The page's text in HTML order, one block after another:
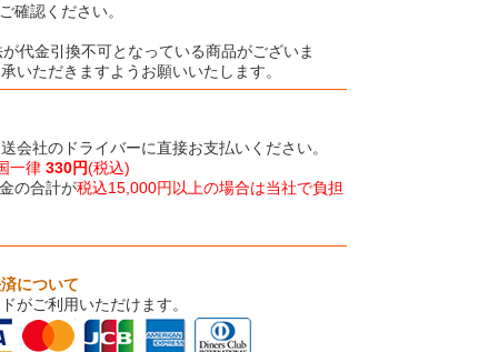
確認ください。
代金引換不可となっている商品がございま
いただきますようお願いいたします。
会社のドライバーに直接お支払いください。
一律 330円(税込)
の合計が税込15,000円以上の場合は当社で負担
について
がご利用いただけます。